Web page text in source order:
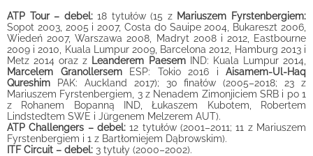
ATP Tour – debel:18 tytułów (15 z Mariuszem Fyrstenbergiem:
Sopot 2003, 2005 i 2007, Costa do Sauipe 2004, Bukareszt 2006,
Wiedeń 2007, Warszawa 2008, Madryt 2008 i 2012, Eastbourne
2009 i 2010, Kuala Lumpur 2009, Barcelona 2012, Hamburg 2013 i
Metz 2014 oraz z Leanderem PaesemIND: Kuala Lumpur 2014,
Marcelem Granollersem
ESP: Tokio 2016 i Aisamem-Ul-Haq
Qureshim
PAK: Auckland 2017); 30 finałów (2005–2018; 23 z
Mariuszem Fyrstenbergiem, 3 z Nenadem Zimonjiciem SRB i po 1
z Rohanem Bopanną IND, Łukaszem Kubotem, Robertem
Lindstedtem SWE i Jürgenem Melzerem AUT).
ATP Challengers – debel: 12 tytułów (2001–2011; 11 z Mariuszem
Fyrstenbergiem i 1 z Bartłomiejem Dąbrowskim).
ITF Circuit – debel: 3 tytuły (2000–2002).